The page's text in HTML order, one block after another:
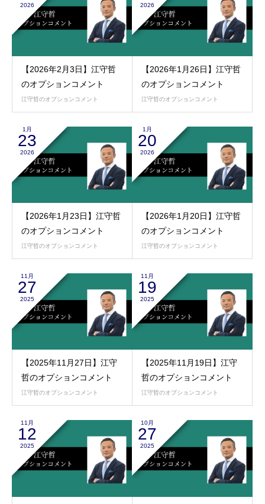
2026
【2026年2月3日】江守哲
のオプションコメント
江守哲のオプションコメント
2026
【2026年1月26日】江守哲
のオプションコメント
江守哲のオプションコメント
1月
23
2026
【2026年1月23日】江守哲
のオプションコメント
江守哲のオプションコメント
1月
20
2026
【2026年1月20日】江守哲
のオプションコメント
江守哲のオプションコメント
11月
27
2025
【2025年11月27日】江守
哲のオプションコメント
江守哲のオプションコメント
11月
19
2025
【2025年11月19日】江守
哲のオプションコメント
江守哲のオプションコメント
11月
12
2025
10月
27
2025